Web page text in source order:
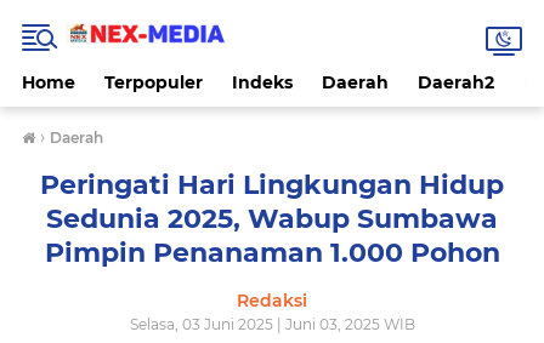
Home Terpopuler Indeks Daerah Daerah2
› Daerah
Peringati Hari Lingkungan Hidup
Sedunia 2025, Wabup Sumbawa
Pimpin Penanaman 1.000 Pohon
Redaksi
Selasa, 03 Juni 2025 | Juni 03, 2025 WIB